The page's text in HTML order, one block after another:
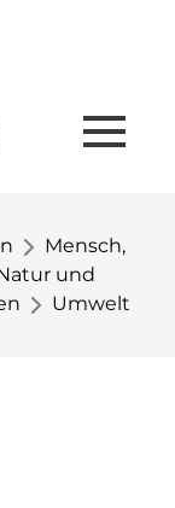
Mensch,
und
Umwelt